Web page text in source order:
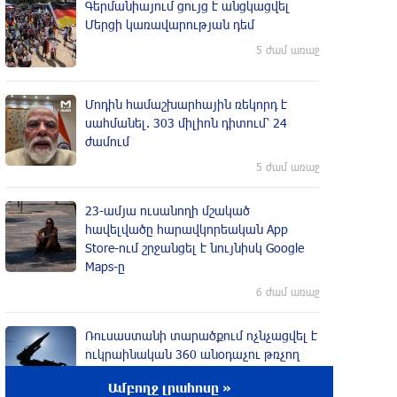
Գերմանիայում ցույց է անցկացվել
Մերցի կառավարության դեմ
5 ժամ առաջ
Մոդին համաշխարհային ռեկորդ է
սահմանել. 303 միլիոն դիտում՝ 24
ժամում
5 ժամ առաջ
23-ամյա ուսանողի մշակած
հավելվածը հարավկորեական App
Store-ում շրջանցել է նույնիսկ Google
Maps-ը
6 ժամ առաջ
Ռուսաստանի տարածքում ոչնչացվել է
ուկրաինական 360 անօդաչու թռչող
Ամբողջ լրահոսը »